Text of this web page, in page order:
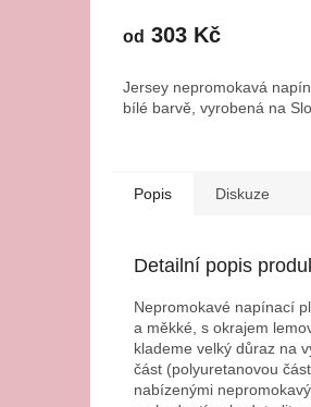
od 303 Kč
Jersey nepromokavá
bílé barvě, vyrobená na
Popis Diskuze
Detailní popis
Nepromokavé napínací
a měkké, s okrajem
klademe velký důraz na
část (polyuretanovou
nabízenými